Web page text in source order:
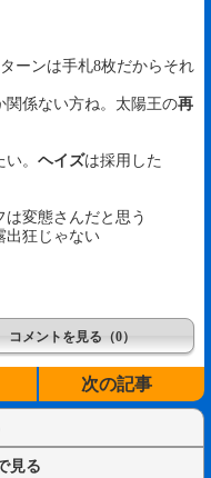
ーンは手札8枚だからそれ
関係ない方ね。太陽王の再
。 ヘイズは採用した
変態さんだと思う
出狂じゃない
コメントを見る（0）
次の記事
見る